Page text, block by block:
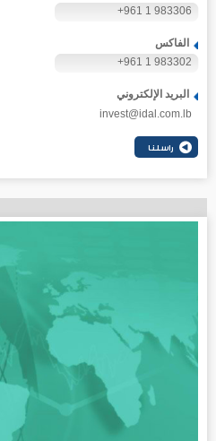
+961 1 983306
الفاكس
+961 1 983302
البريد الإلكتروني
invest@idal.com.lb